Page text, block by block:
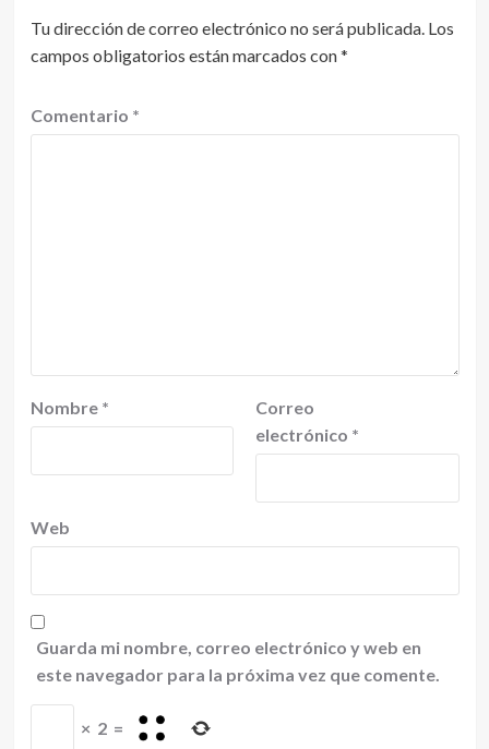
Tu dirección de correo electrónico no será publicada. Los
campos obligatorios están marcados con*
Comentario *
Nombre *
Correo
electrónico *
Web
Guarda mi nombre, correo electrónico y web en
este navegador para la próxima vez que comente.
× 2 =